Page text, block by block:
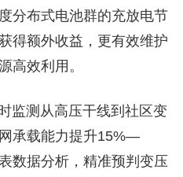
分布式电池群的充放电节
得额外收益，更有效维护
高效利用。
监测从高压干线到社区变
承载能力提升15%—
数据分析，精准预判变压